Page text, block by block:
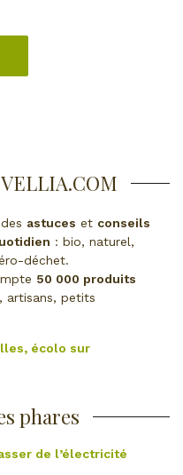
astuces et conseils
: bio, naturel,
déchet.
50 000 produits
, artisans, petits
écolo sur
phares
de l’électricité